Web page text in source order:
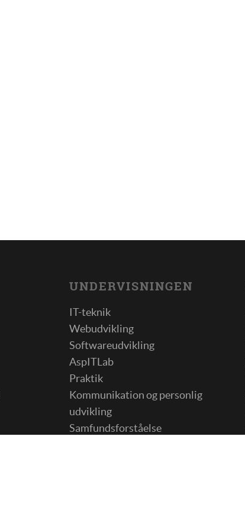
UNDERVISNINGEN
IT-teknik
Webudvikling
Softwareudvikling
AspITLab
Praktik
Kommunikation og personlig
udvikling
Samfundsforståelse